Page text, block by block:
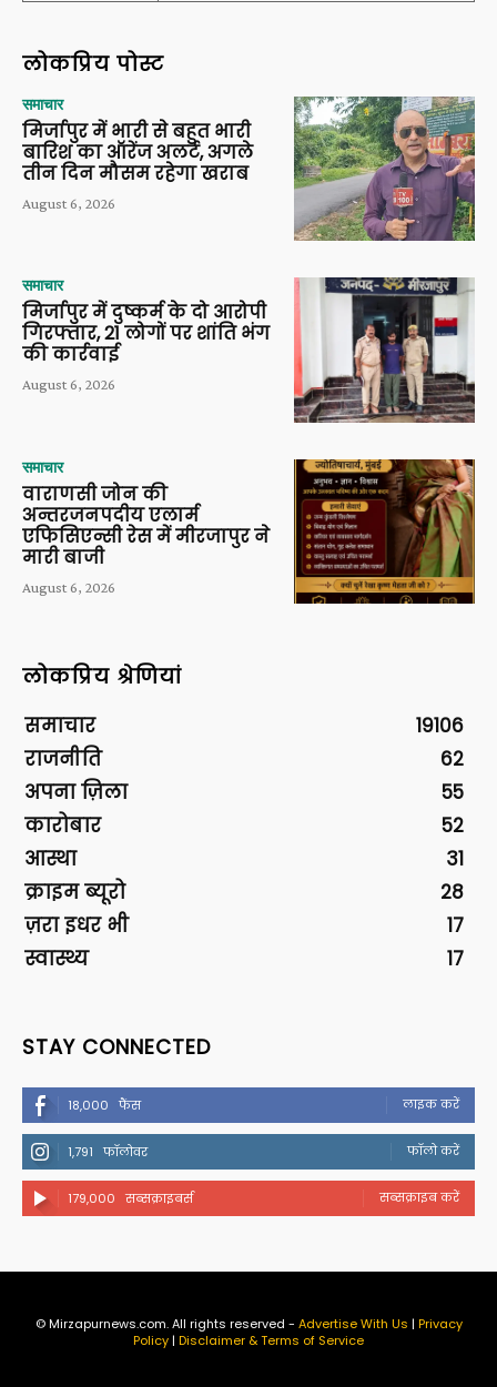
लोकप्रिय पोस्ट
समाचार
मिर्जापुर में भारी से बहुत भारी
बारिश का ऑरेंज अलर्ट, अगले
तीन दिन मौसम रहेगा खराब
August 6, 2026
समाचार
मिर्जापुर में दुष्कर्म के दो आरोपी
गिरफ्तार, 21 लोगों पर शांति भंग
की कार्रवाई
August 6, 2026
समाचार
वाराणसी जोन की
अन्तरजनपदीय एलार्म
एफिसिएन्सी रेस में मीरजापुर ने
मारी बाजी
August 6, 2026
लोकप्रिय श्रेणियां
समाचार
19106
राजनीति
62
अपना ज़िला
55
कारोबार
52
आस्था
31
क्राइम ब्यूरो
28
ज़रा इधर भी
17
स्वास्थ्य
17
STAY CONNECTED
18,000 फैंस लाइक करें
1,791 फॉलोवर फॉलो करें
179,000 सब्सक्राइबर्स सब्सक्राइब करें
© Mirzapurnews.com. All rights reserved - Advertise With Us | Privacy
Policy| Disclaimer & Terms of Service